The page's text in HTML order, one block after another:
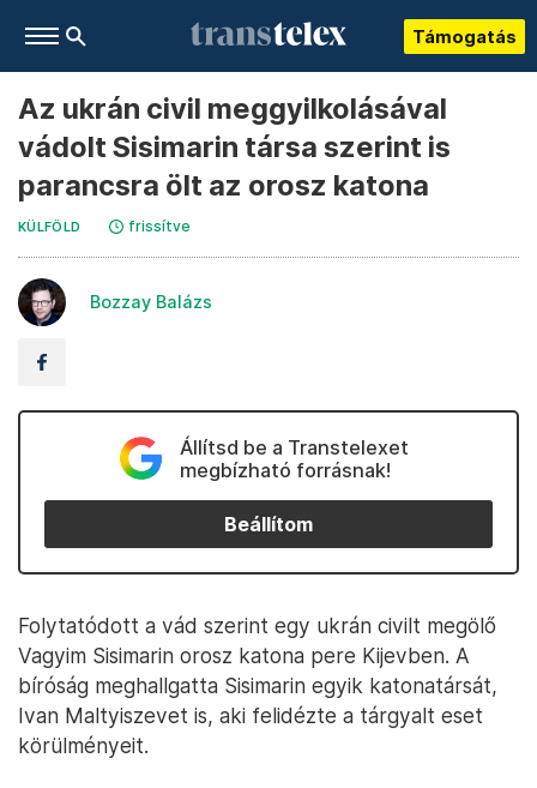
Támogatás
Az ukrán civil meggyilkolásával
vádolt Sisimarin társa szerint is
parancsra ölt az orosz katona
KÜLFÖLD frissítve
Bozzay Balázs
Állítsd be a Transtelexet
megbízható forrásnak!
Beállítom
Folytatódott a vád szerint egy ukrán civilt megölő
Vagyim Sisimarin orosz katona pere Kijevben. A
bíróság meghallgatta Sisimarin egyik katonatársát,
Ivan Maltyiszevet is, aki felidézte a tárgyalt eset
körülményeit.